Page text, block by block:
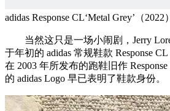
adidas Response CL‘Metal Grey’（2022）
当然这只是一场小闹剧，Jerry
于年初的 adidas 常规鞋款 Response
在 2003 年所发布的跑鞋旧作
的 adidas Logo 早已表明了鞋款身份。